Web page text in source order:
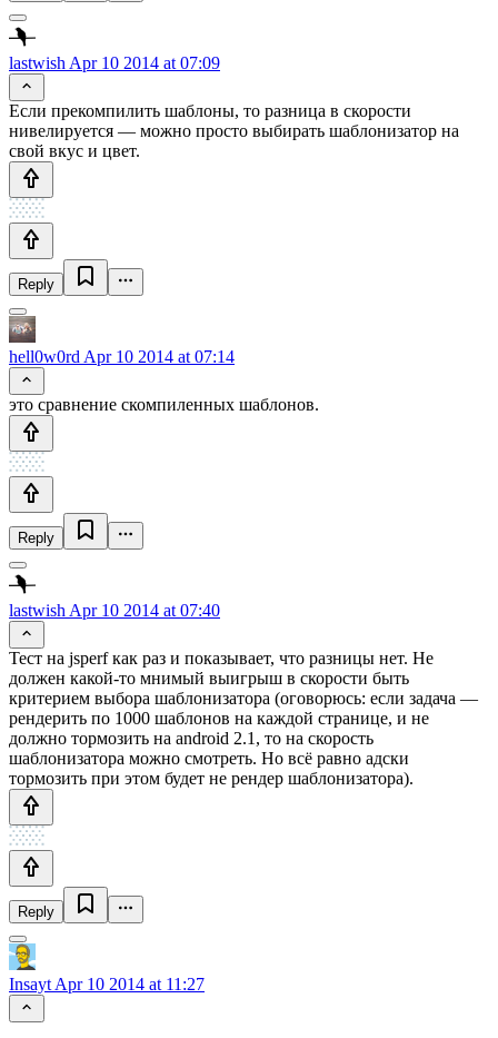
lastwish Apr 10 2014 at 07:09
Если прекомпилить шаблоны, то разница в скорости
нивелируется — можно просто выбирать шаблонизатор на
свой вкус и цвет.
Reply
hell0w0rd Apr 10 2014 at 07:14
это сравнение скомпиленных шаблонов.
Reply
lastwish Apr 10 2014 at 07:40
Тест на jsperf как раз и показывает, что разницы нет. Не
должен какой-то мнимый выигрыш в скорости быть
критерием выбора шаблонизатора (оговорюсь: если задача —
рендерить по 1000 шаблонов на каждой странице, и не
должно тормозить на android 2.1, то на скорость
шаблонизатора можно смотреть. Но всё равно адски
тормозить при этом будет не рендер шаблонизатора).
Reply
Insayt Apr 10 2014 at 11:27